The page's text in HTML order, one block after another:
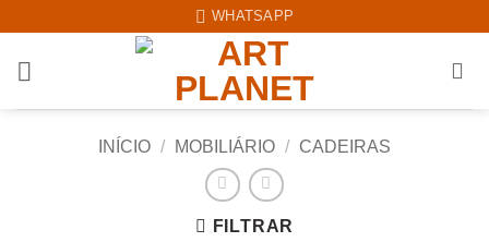
content
WHATSAPP
INÍCIO / MOBILIÁRIO / CADEIRAS
FILTRAR